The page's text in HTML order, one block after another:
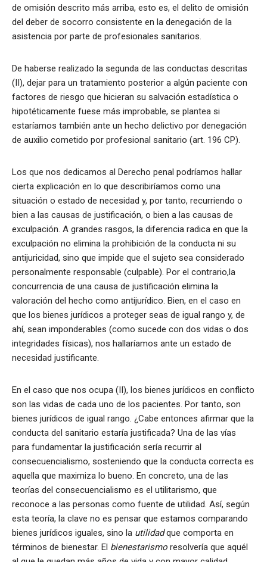
de omisión descrito más arriba, esto es, el delito de omisión
del deber de socorro consistente en la denegación de la
asistencia por parte de profesionales sanitarios.
De haberse realizado la segunda de las conductas descritas
(II), dejar para un tratamiento posterior a algún paciente con
factores de riesgo que hicieran su salvación estadística o
hipotéticamente fuese más improbable, se plantea si
estaríamos también ante un hecho delictivo por denegación
de auxilio cometido por profesional sanitario (art. 196 CP).
Los que nos dedicamos al Derecho penal podríamos hallar
cierta explicación en lo que describiríamos como una
situación o estado de necesidad y, por tanto, recurriendo o
bien a las causas de justificación, o bien a las causas de
exculpación. A grandes rasgos, la diferencia radica en que la
exculpación no elimina la prohibición de la conducta ni su
antijuricidad, sino que impide que el sujeto sea considerado
personalmente responsable (culpable). Por el contrario,la
concurrencia de una causa de justificación elimina la
valoración del hecho como antijurídico. Bien, en el caso en
que los bienes jurídicos a proteger seas de igual rango y, de
ahí, sean imponderables (como sucede con dos vidas o dos
integridades físicas), nos hallaríamos ante un estado de
necesidad justificante.
En el caso que nos ocupa (II), los bienes jurídicos en conflicto
son las vidas de cada uno de los pacientes. Por tanto, son
bienes jurídicos de igual rango. ¿Cabe entonces afirmar que la
conducta del sanitario estaría justificada? Una de las vías
para fundamentar la justificación sería recurrir al
consecuencialismo, sosteniendo que la conducta correcta es
aquella que maximiza lo bueno. En concreto, una de las
teorías del consecuencialismo es el utilitarismo, que
reconoce a las personas como fuente de utilidad. Así, según
esta teoría, la clave no es pensar que estamos comparando
bienes jurídicos iguales, sino la utilidadque comporta en
términos de bienestar. El bienestarismo resolvería que aquél